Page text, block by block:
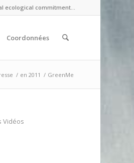
ecological commitment…
Coordonnées
/ en 2011 / GreenMe
Vidéos